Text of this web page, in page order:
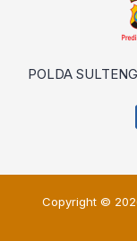
POLDA
Copyright ©